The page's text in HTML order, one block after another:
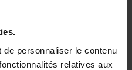
personnaliser le contenu
relatives aux
FÉRIAS